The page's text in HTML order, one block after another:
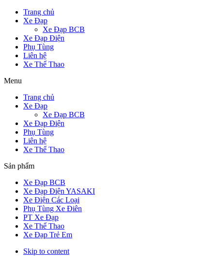
Trang chủ
Xe Đạp
Xe Đạp BCB
Xe Đạp Điện
Phụ Tùng
Liên hệ
Xe Thể Thao
Menu
Trang chủ
Xe Đạp
Xe Đạp BCB
Xe Đạp Điện
Phụ Tùng
Liên hệ
Xe Thể Thao
Sản phẩm
Xe Đạp BCB
Xe Đạp Điện YASAKI
Xe Điện Các Loại
Phụ Tùng Xe Điên
PT Xe Đạp
Xe Thể Thao
Xe Đạp Trẻ Em
Skip to content